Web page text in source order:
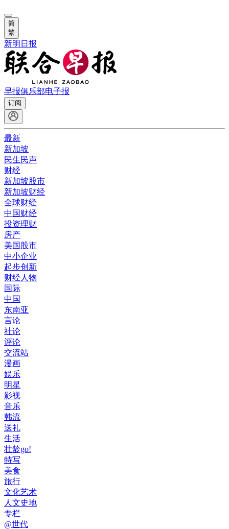
简
繁
新明日报
早报俱乐部电子报
订阅
最新
新加坡
民生民声
财经
新加坡股市
新加坡财经
全球财经
中国财经
投资理财
房产
美国股市
中小企业
起步创新
财经人物
国际
中国
东南亚
言论
社论
评论
交流站
漫画
娱乐
明星
影视
音乐
韩流
送礼
生活
壮龄go!
特写
美食
旅行
文化艺术
人文史地
专栏
@世代